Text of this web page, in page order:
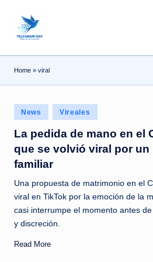
N
o
T
T
e
l
e
|
N
o
ti
Home » viral
Posted
in
News Vireales
La pedida de mano en el
que se volvió viral por
familiar
Una propuesta de matrimonio en el
viral en TikTok por la emoción de la
casi interrumpe el momento antes
y discreción.
Read More